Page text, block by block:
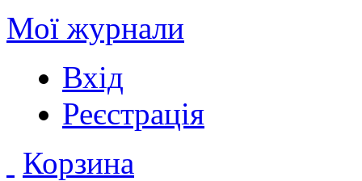
Мої журнали
Вхід
Реєстрація
Корзина